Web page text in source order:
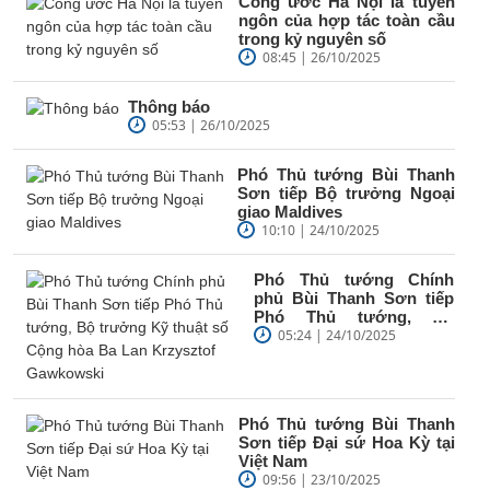
ngôn của hợp tác toàn cầu
trong kỷ nguyên số
08:45 | 26/10/2025
Thông báo
05:53 | 26/10/2025
Phó Thủ tướng Bùi Thanh
Sơn tiếp Bộ trưởng Ngoại
giao Maldives
10:10 | 24/10/2025
Phó Thủ tướng Chính
phủ Bùi Thanh Sơn tiếp
Phó Thủ tướng, Bộ
trưởng Kỹ thuật số Cộng
05:24 | 24/10/2025
Phó Thủ tướng Bùi Thanh
Sơn tiếp Đại sứ Hoa Kỳ tại
Việt Nam
09:56 | 23/10/2025